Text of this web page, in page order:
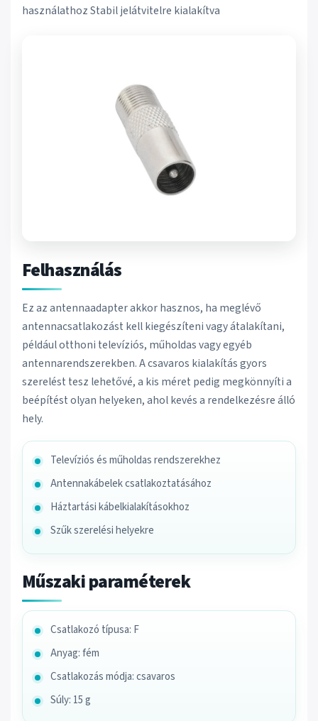
használathoz Stabil jelátvitelre kialakítva
Felhasználás
Ez az antennaadapter akkor hasznos, ha meglévő
antennacsatlakozást kell kiegészíteni vagy átalakítani,
például otthoni televíziós, műholdas vagy egyéb
antenna­rendszerekben. A csavaros kialakítás gyors
szerelést tesz lehetővé, a kis méret pedig megkönnyíti a
beépítést olyan helyeken, ahol kevés a rendelkezésre álló
hely.
Televíziós és műholdas rendszerekhez
Antennakábelek csatlakoztatásához
Háztartási kábelkialakításokhoz
Szűk szerelési helyekre
Műszaki paraméterek
Csatlakozó típusa: F
Anyag: fém
Csatlakozás módja: csavaros
Súly: 15 g